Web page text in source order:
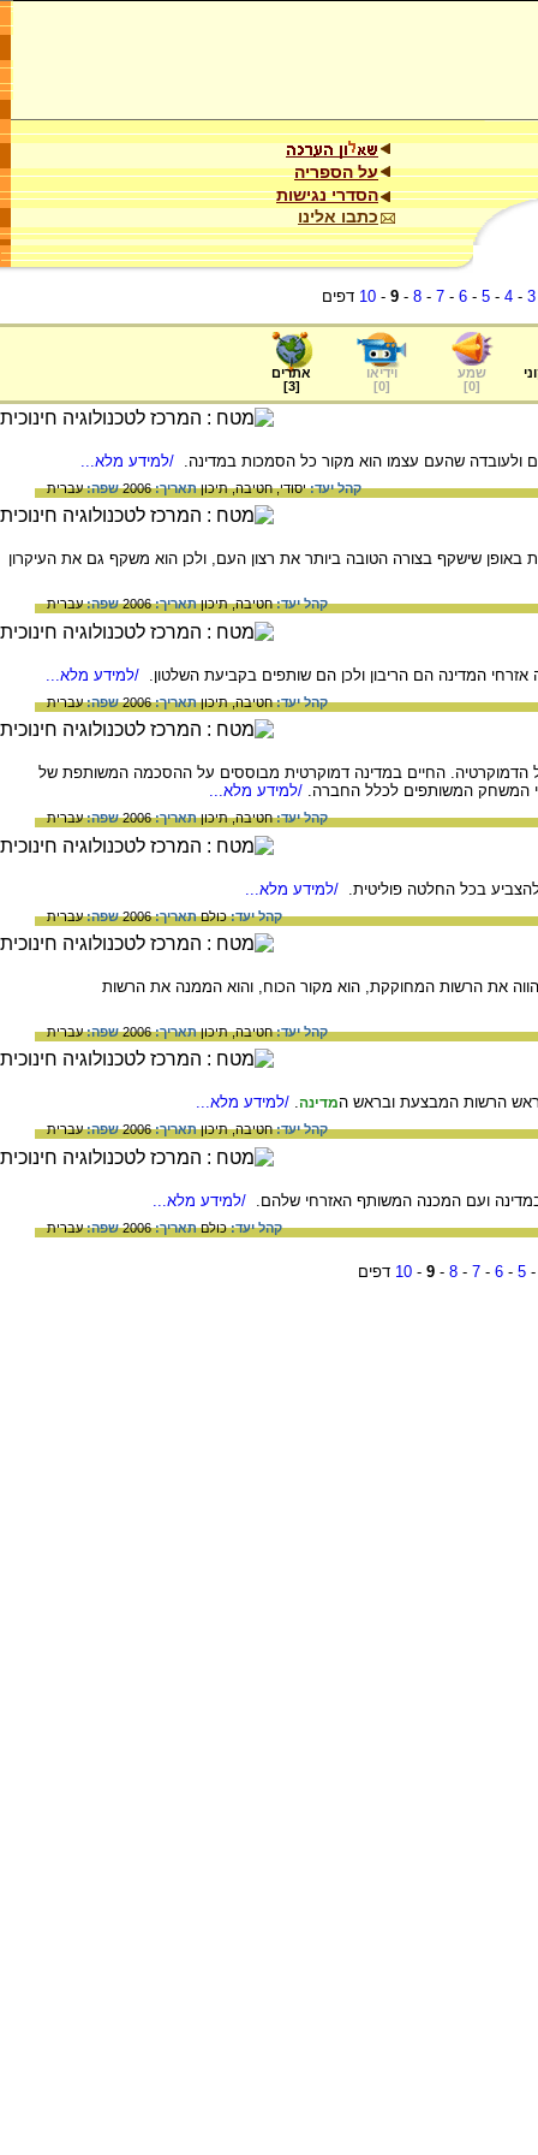
על הספריה
הסדרי נגישות
כתבו אלינו
3
-
4
-
5
-
6
-
7
-
8
-
9
-
10 דפים
שמע
[
0
]
וידיאו
[
0
]
אתרים
[
3
]
העם ולעובדה שהעם עצמו הוא מקור כל הסמכות במדינה. /למידע מלא...
קהל יעד:יסודי,חטיבה,תיכוןתאריך:2006 שפה:עברית
באופן שישקף בצורה הטובה ביותר את רצון העם, ולכן הוא משקף גם את העיקרון
קהל יעד:חטיבה,תיכוןתאריך:2006 שפה:עברית
המדינה הם הריבון ולכן הם שותפים בקביעת השלטון. /למידע מלא...
קהל יעד:חטיבה,תיכוןתאריך:2006 שפה:עברית
הדמוקרטיה. החיים במדינה דמוקרטית מבוססים על ההסכמה המשותפת של
המשחק המשותפים לכלל החברה. /למידע מלא...
קהל יעד:חטיבה,תיכוןתאריך:2006 שפה:עברית
בכל החלטה פוליטית. /למידע מלא...
קהל יעד:כולםתאריך:2006 שפה:עברית
את הרשות המחוקקת, הוא מקור הכוח, והוא הממנה את הרשות
קהל יעד:חטיבה,תיכוןתאריך:2006 שפה:עברית
הרשות המבצעת ובראש המדינה. /למידע מלא...
קהל יעד:חטיבה,תיכוןתאריך:2006 שפה:עברית
ועם המכנה המשותף האזרחי שלהם. /למידע מלא...
קהל יעד:כולםתאריך:2006 שפה:עברית
5
-
6
-
7
-
8
-
9
-
10 דפים